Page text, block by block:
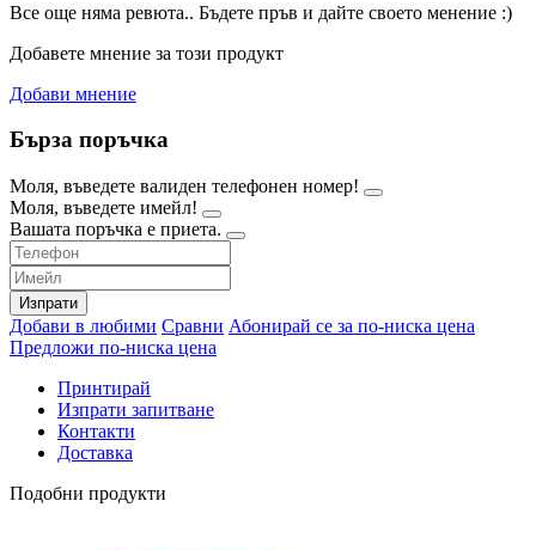
Все още няма ревюта.. Бъдете пръв и дайте своето менение :)
Добавете мнение за този продукт
Добави мнение
Бърза поръчка
Моля, въведете валиден телефонен номер!
Моля, въведете имейл!
Вашата поръчка е приета.
Изпрати
Добави в любими Сравни Абонирай се за по-ниска цена
Предложи по-ниска цена
Принтирай
Изпрати запитване
Контакти
Доставка
Подобни продукти